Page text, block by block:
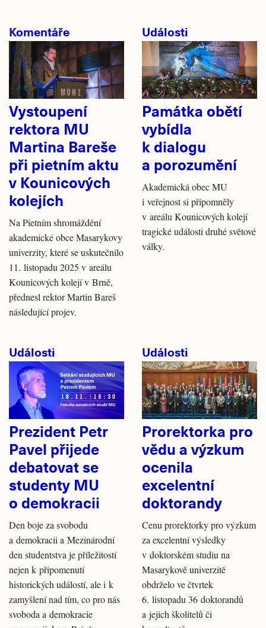
Komentáře
Vystoupení
rektora MU
Martina Bareše
při pietním aktu
v Kounicových
kolejích
Na Pietním shromáždění
akademické obce Masarykovy
univerzity, které se uskutečnilo
11. listopadu 2025 v areálu
Kounicových kolejí v Brně,
přednesl rektor Martin Bareš
následující projev.
Události
Památka obětí
vybídla
k dialogu
a porozumění
Akademická obec MU
i veřejnost si připomněly
v areálu Kounicových kolejí
tragické události druhé světové
války.
Události
Prezident Petr
Pavel přijede
debatovat se
studenty MU
o demokracii
Den boje za svobodu
a demokracii a Mezinárodní
den studentstva je příležitostí
nejen k připomenutí
historických událostí, ale i k
zamyšlení nad tím, co pro nás
svoboda a demokracie
Události
Prorektorka pro
vědu a výzkum
ocenila
excelentní
doktorandy
Cenu prorektorky pro výzkum
za excelentní výsledky
v doktorském studiu na
Masarykově univerzitě
obdrželo ve čtvrtek
6. listopadu 36 doktorandů
a jejich školitelů či